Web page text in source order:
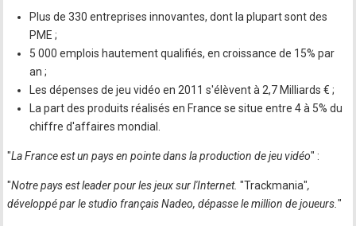
Plus de 330 entreprises innovantes, dont la plupart sont des
PME ;
5 000 emplois hautement qualifiés, en croissance de 15% par
an ;
Les dépenses de jeu vidéo en 2011 s'élèvent à 2,7 Milliards € ;
La part des produits réalisés en France se situe entre 4 à 5% du
chiffre d'affaires mondial.
"La France est un pays en pointe dans la production de jeu vidéo" :
"Notre pays est leader pour les jeux sur l'Internet."Trackmania",
développé par le studio français Nadeo, dépasse le million de joueurs."